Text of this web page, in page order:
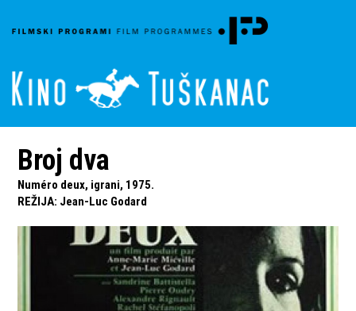
Broj dva
Numéro deux, igrani, 1975.
REŽIJA: Jean-Luc Godard